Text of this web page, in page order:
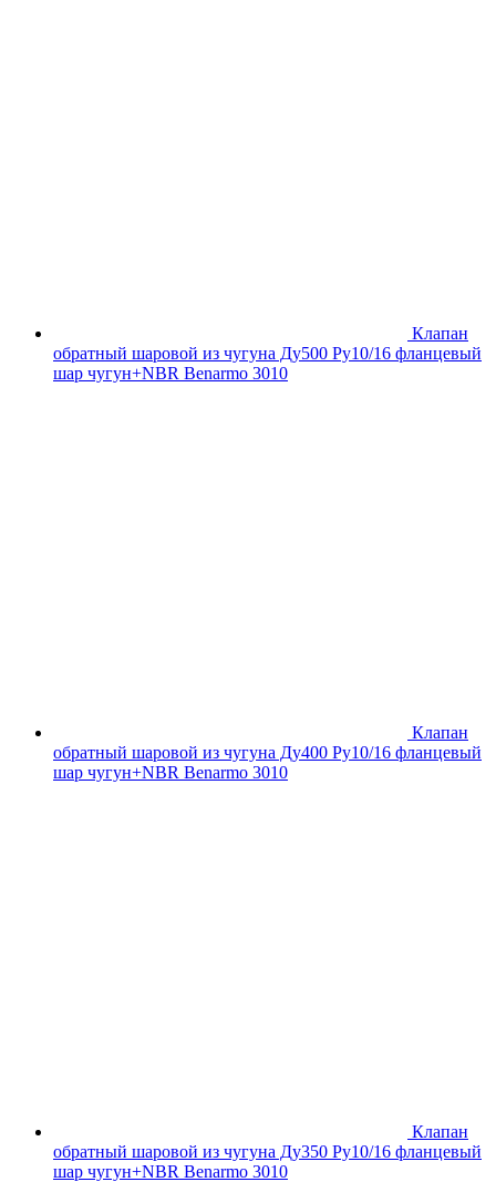
Клапан
обратный шаровой из чугуна Ду500 Ру10/16 фланцевый
шар чугун+NBR Benarmo 3010
Клапан
обратный шаровой из чугуна Ду400 Ру10/16 фланцевый
шар чугун+NBR Benarmo 3010
Клапан
обратный шаровой из чугуна Ду350 Ру10/16 фланцевый
шар чугун+NBR Benarmo 3010